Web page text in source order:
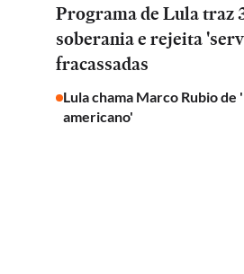
Programa de Lula traz
soberania e rejeita
fracassadas
Lula chama Marco Rubio
americano'